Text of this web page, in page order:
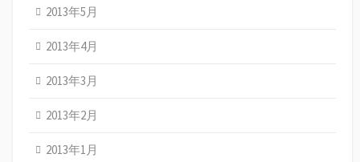
2013年5月
2013年4月
2013年3月
2013年2月
2013年1月